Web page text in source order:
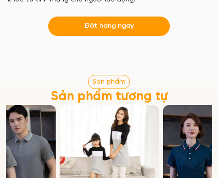
Đặt hàng ngay
Sản phẩm
Sản phẩm tương tự